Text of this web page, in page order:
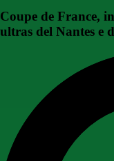
Coupe de France,
ultras del Nantes e